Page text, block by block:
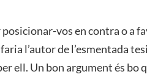
vos en contra o a
l’autor de l’esmentada
ell. Un bon argument és bo